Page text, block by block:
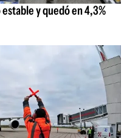
y quedó en 4,3%